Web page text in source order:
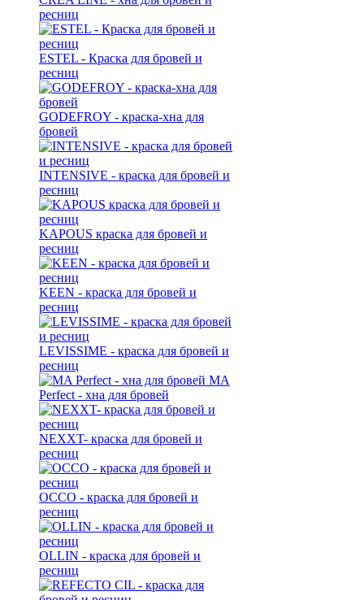
ресниц
ESTEL - Краска для бровей и
ресниц
GODEFROY - краска-хна для
бровей
INTENSIVE - краска для бровей и
ресниц
KAPOUS краска для бровей и
ресниц
KEEN - краска для бровей и
ресниц
LEVISSIME - краска для бровей и
ресниц
MA
Perfect - хна для бровей
NEXXT- краска для бровей и
ресниц
OCCO - краска для бровей и
ресниц
OLLIN - краска для бровей и
ресниц